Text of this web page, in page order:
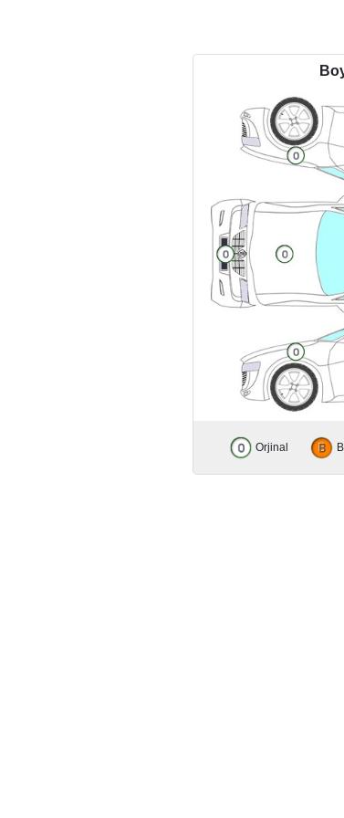
Orjinal